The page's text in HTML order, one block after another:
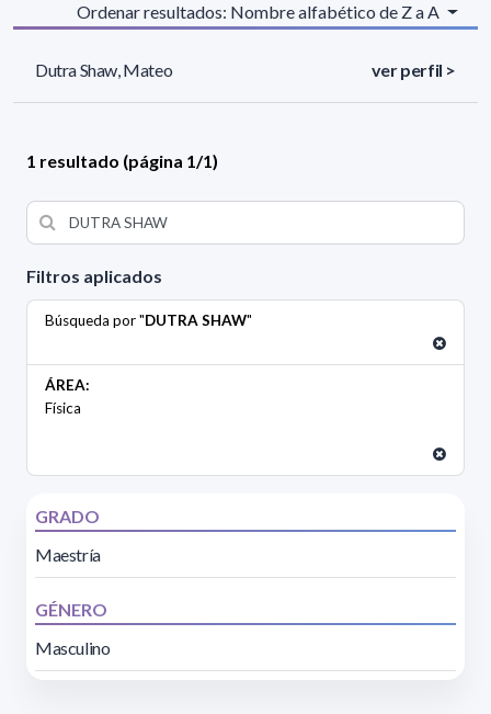
Filtros aplicados
Búsqueda por "DUTRA SHAW"
ÁREA:
Física
GRADO
Maestría
GÉNERO
Masculino
Ordenar resultados: Nombre alfabético de Z a A
Dutra Shaw, Mateo ver perfil >
1 resultado (página 1/1)